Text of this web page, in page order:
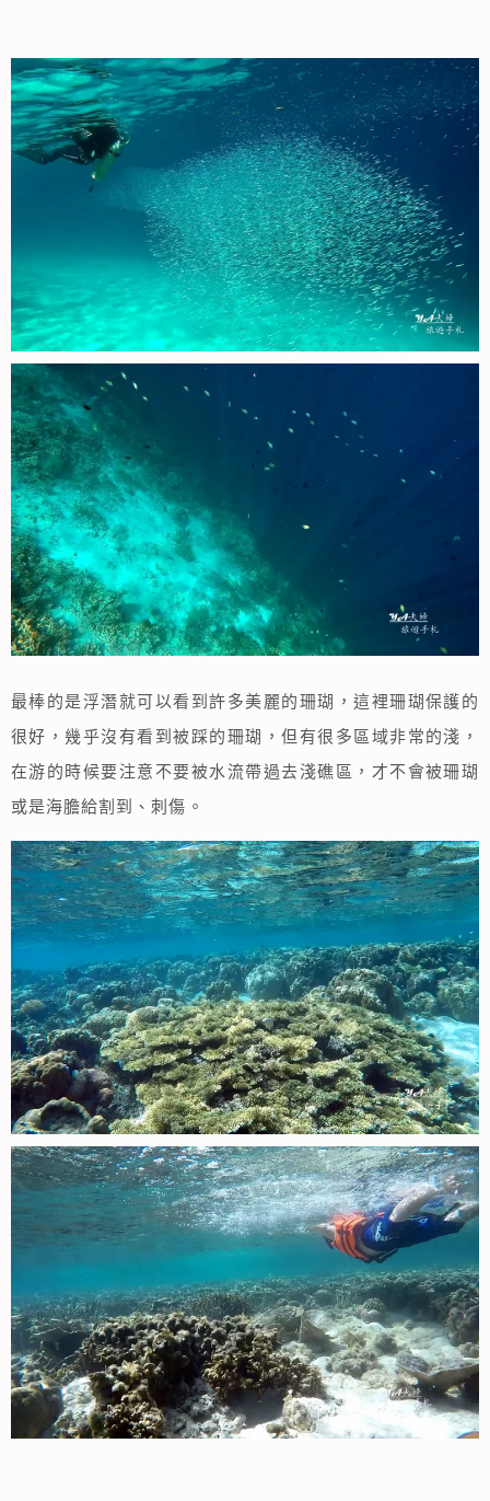
最棒的是浮潛就可以看到許多美麗的珊瑚，這裡珊瑚保護的
很好，幾乎沒有看到被踩的珊瑚，但有很多區域非常的淺，
在游的時候要注意不要被水流帶過去淺礁區，才不會被珊瑚
或是海膽給割到、刺傷。